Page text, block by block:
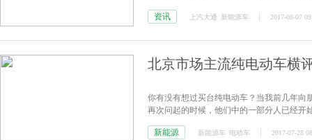
资讯 上汽大通 新能源车 2017-08-07
北京市场主流纯电动车横
你有没有想过买台纯电动车？当我前几年向
再次问起的时候，他们中的一部分人已经开
新能源
新能源车 电动车 2017-07-28